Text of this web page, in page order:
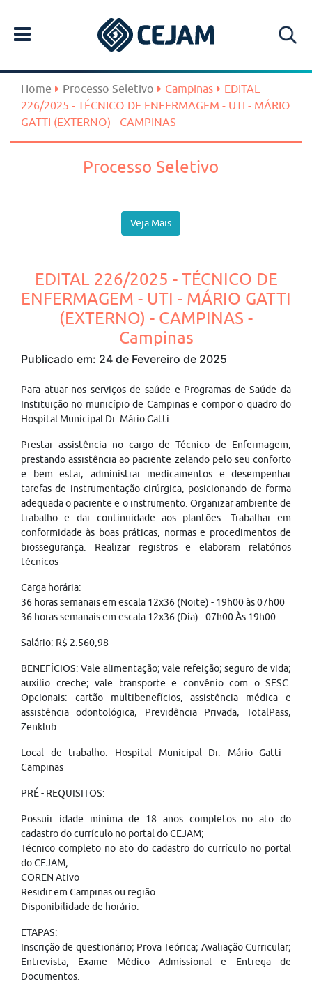
Home Processo Seletivo Campinas
EDITAL
226/2025 - TÉCNICO DE ENFERMAGEM - UTI - MÁRIO
GATTI (EXTERNO) - CAMPINAS
Processo Seletivo
Veja Mais
EDITAL 226/2025 - TÉCNICO DE
ENFERMAGEM - UTI - MÁRIO GATTI
(EXTERNO) - CAMPINAS -
Campinas
Publicado em: 24 de Fevereiro de 2025
Para atuar nos serviços de saúde e Programas de Saúde da
Instituição no município de Campinas e compor o quadro do
Hospital Municipal Dr. Mário Gatti.
Prestar assistência no cargo de Técnico de Enfermagem,
prestando assistência ao paciente zelando pelo seu conforto
e bem estar, administrar medicamentos e desempenhar
tarefas de instrumentação cirúrgica, posicionando de forma
adequada o paciente e o instrumento. Organizar ambiente de
trabalho e dar continuidade aos plantões. Trabalhar em
conformidade às boas práticas, normas e procedimentos de
biossegurança. Realizar registros e elaboram relatórios
técnicos
Carga horária:
36 horas semanais em escala 12x36 (Noite) - 19h00 às 07h00
36 horas semanais em escala 12x36 (Dia) - 07h00 Às 19h00
Salário: R$ 2.560,98
BENEFÍCIOS: Vale alimentação; vale refeição; seguro de vida;
auxílio creche; vale transporte e convênio com o SESC.
Opcionais: cartão multibenefícios, assistência médica e
assistência odontológica, Previdência Privada, TotalPass,
Zenklub
Local de trabalho: Hospital Municipal Dr. Mário Gatti -
Campinas
PRÉ - REQUISITOS:
Possuir idade mínima de 18 anos completos no ato do
cadastro do currículo no portal do CEJAM;
Técnico completo no ato do cadastro do currículo no portal
do CEJAM;
COREN Ativo
Residir em Campinas ou região.
Disponibilidade de horário.
ETAPAS:
Inscrição de questionário; Prova Teórica; Avaliação Curricular;
Entrevista; Exame Médico Admissional e Entrega de
Documentos.